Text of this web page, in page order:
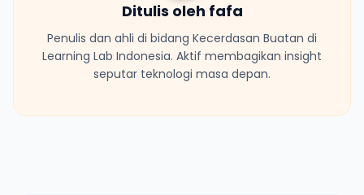
Ditulis oleh fafa
Penulis dan ahli di bidang Kecerdasan Buatan di
Learning Lab Indonesia. Aktif membagikan insight
seputar teknologi masa depan.